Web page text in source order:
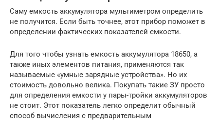
Саму емкость аккумулятора мультиметром определить
не получится. Если быть точнее, этот прибор поможет в
определении фактических показателей емкости.
Для того чтобы узнать емкость аккумулятора 18650, а
также иных элементов питания, применяются так
называемые «умные зарядные устройства». Но их
стоимость довольно велика. Покупать такие ЗУ просто
для определения емкости у пары-тройки аккумуляторов
не стоит. Этот показатель легко определит обычный
способ вычисления с предварительным